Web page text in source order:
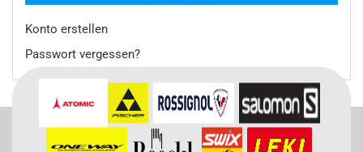
Konto erstellen
Passwort vergessen?